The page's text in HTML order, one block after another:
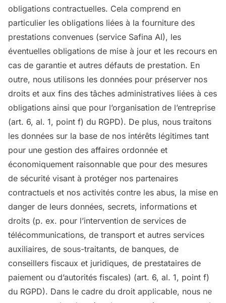
obligations contractuelles. Cela comprend en
particulier les obligations liées à la fourniture des
prestations convenues (service Safina AI), les
éventuelles obligations de mise à jour et les recours en
cas de garantie et autres défauts de prestation. En
outre, nous utilisons les données pour préserver nos
droits et aux fins des tâches administratives liées à ces
obligations ainsi que pour l’organisation de l’entreprise
(art. 6, al. 1, point f) du RGPD). De plus, nous traitons
les données sur la base de nos intérêts légitimes tant
pour une gestion des affaires ordonnée et
économiquement raisonnable que pour des mesures
de sécurité visant à protéger nos partenaires
contractuels et nos activités contre les abus, la mise en
danger de leurs données, secrets, informations et
droits (p. ex. pour l’intervention de services de
télécommunications, de transport et autres services
auxiliaires, de sous-traitants, de banques, de
conseillers fiscaux et juridiques, de prestataires de
paiement ou d’autorités fiscales) (art. 6, al. 1, point f)
du RGPD). Dans le cadre du droit applicable, nous ne